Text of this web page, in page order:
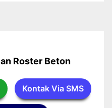
Roster Beton
Kontak Via SMS